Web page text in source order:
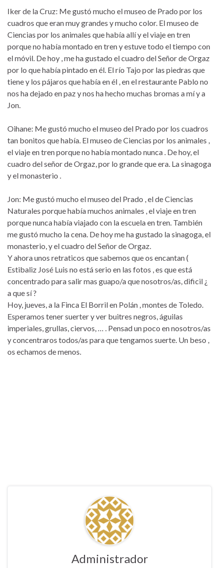
Iker de la Cruz: Me gustó mucho el museo de Prado por los
cuadros que eran muy grandes y mucho color. El museo de
Ciencias por los animales que había allí y el viaje en tren
porque no había montado en tren y estuve todo el tiempo con
el móvil. De hoy , me ha gustado el cuadro del Señor de Orgaz
por lo que había pintado en él. El río Tajo por las piedras que
tiene y los pájaros que había en él , en el restaurante Pablo no
nos ha dejado en paz y nos ha hecho muchas bromas a mí y a
Jon.
Oihane: Me gustó mucho el museo del Prado por los cuadros
tan bonitos que había. El museo de Ciencias por los animales ,
el viaje en tren porque no había montado nunca . De hoy, el
cuadro del señor de Orgaz, por lo grande que era. La sinagoga
y el monasterio .
Jon: Me gustó mucho el museo del Prado , el de Ciencias
Naturales porque había muchos animales , el viaje en tren
porque nunca había viajado con la escuela en tren. También
me gustó mucho la cena. De hoy me ha gustado la sinagoga, el
monasterio, y el cuadro del Señor de Orgaz.
Y ahora unos retraticos que sabemos que os encantan (
Estibaliz José Luis no está serio en las fotos , es que está
concentrado para salir mas guapo/a que nosotros/as, dificil ¿
a que sí ?
Hoy, jueves, a la Finca El Borril en Polán , montes de Toledo.
Esperamos tener suerter y ver buitres negros, águilas
imperiales, grullas, ciervos, … . Pensad un poco en nosotros/as
y concentraros todos/as para que tengamos suerte. Un beso ,
os echamos de menos.
Administrador